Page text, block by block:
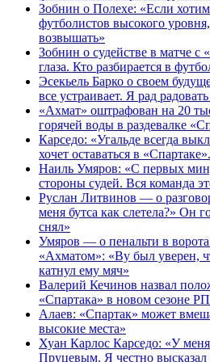
Зобнин о Полехе: «Если
футболистов высокого
возвышать»
Зобнин о судействе в матче с
глаза. Кто разбирается в
Эсекьель Барко о своем
все устраивает. Я рад
«Ахмат» оштрафован на 20
горячей воды в раздевалке
Карседо: «Угальде всегда
хочет оставаться в
Наиль Умяров: «С первых
стороны судей. Вся команда
Руслан Литвинов — о
меня бутса как слетела?» Он
снял»
Умяров — о пенальти в
«Ахматом»: «Ву был уверен,
катнул ему мяч»
Валерий Кечинов назвал
«Спартака» в новом сезоне
Алаев: «Спартак» может
высокие места»
Хуан Карлос Карседо: «У
Пруцевым. Я честно